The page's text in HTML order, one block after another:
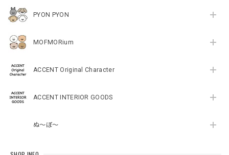
PYON PYON
MOFMORium
ACCENT Original Character
ACCENT INTERIOR GOODS
ぬ～ぼ～